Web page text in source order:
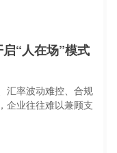
“人在场”模式
汇率波动难控、合规
企业往往难以兼顾支